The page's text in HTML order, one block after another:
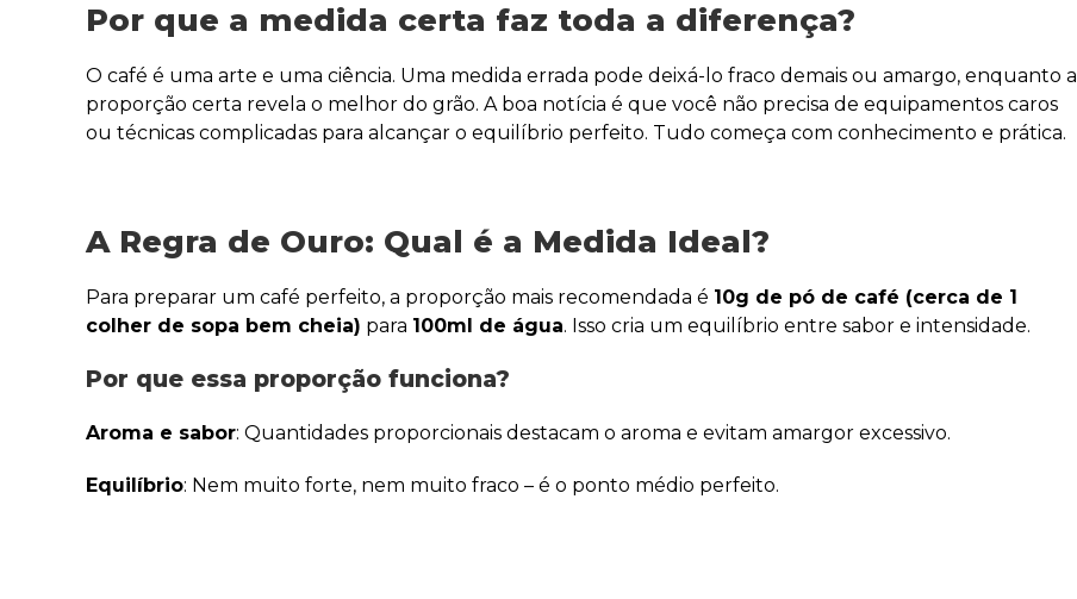
Por que a medida certa faz toda a diferença?
O café é uma arte e uma ciência. Uma medida errada pode deixá-lo fraco demais ou amargo, enquanto a
proporção certa revela o melhor do grão. A boa notícia é que você não precisa de equipamentos caros
ou técnicas complicadas para alcançar o equilíbrio perfeito. Tudo começa com conhecimento e prática.
A Regra de Ouro: Qual é a Medida Ideal?
Para preparar um café perfeito, a proporção mais recomendada é 10g de pó de café (cerca de 1
colher de sopa bem cheia) para 100ml de água. Isso cria um equilíbrio entre sabor e intensidade.
Por que essa proporção funciona?
Aroma e sabor: Quantidades proporcionais destacam o aroma e evitam amargor excessivo.
Equilíbrio: Nem muito forte, nem muito fraco – é o ponto médio perfeito.